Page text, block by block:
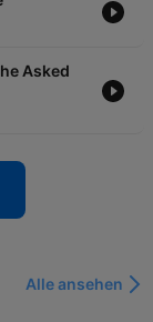
Asked
Alle ansehen